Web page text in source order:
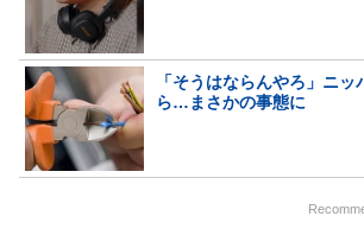
「そうはならんやろ」ニ
ら…まさかの事態に